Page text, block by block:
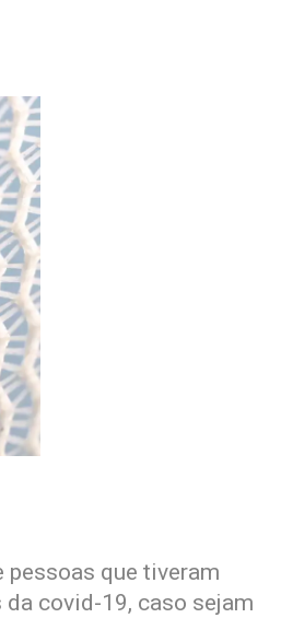
que tiveram
covid-19, caso sejam